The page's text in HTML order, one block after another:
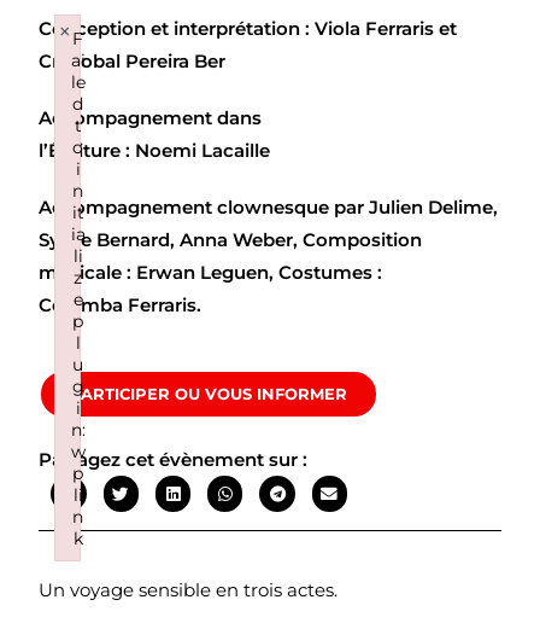
Conception et interprétation : Viola Ferraris et
Cristobal Pereira Ber
Accompagnement dans
l’Écriture : Noemi Lacaille
Accompagnement clownesque par Julien Delime,
Sylvie Bernard, Anna Weber, Composition
musicale : Erwan Leguen, Costumes :
Colomba Ferraris.
PARTICIPER OU VOUS INFORMER
Partagez cet évènement sur :
Un voyage sensible en trois actes.
F
ai
le
d
t
o
i
n
it
ia
li
z
e
p
l
u
g
i
n:
w
p
li
n
k
×
Failed to initialize plugin: wplink